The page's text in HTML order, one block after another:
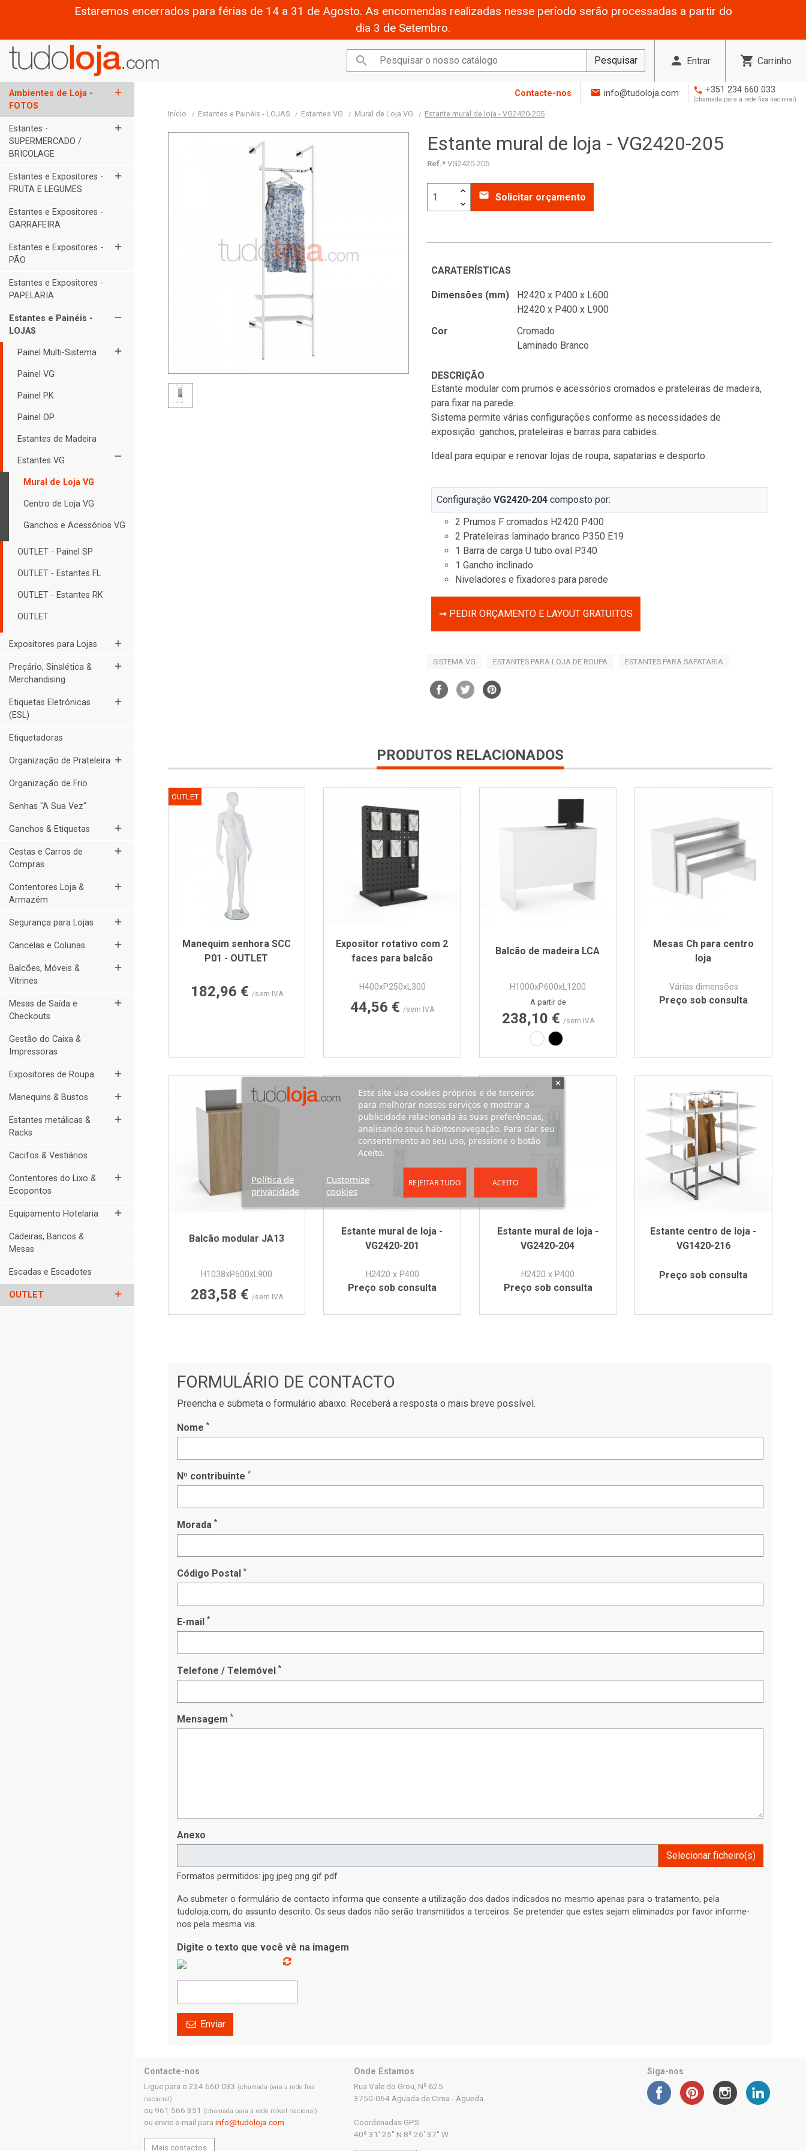
Estaremos encerrados para férias de 14 a 31 de Agosto. As encomendas realizadas nesse período serão processadas a partir do
dia 3 de Setembro.
 Pesquisar person Entrar shopping_cart Carrinho
Ambientes de Loja -
FOTOS
add
Estantes -
SUPERMERCADO /
BRICOLAGE
add
Estantes e Expositores -
FRUTA E LEGUMES
add
Estantes e Expositores -
GARRAFEIRA
Estantes e Expositores -
PÃO
add
Estantes e Expositores -
PAPELARIA
Estantes e Painéis -
LOJAS
remove
Painel Multi-Sistema add
Painel VG
Painel PK
Painel OP
Estantes de Madeira
Estantes VG remove
Mural de Loja VG
Centro de Loja VG
Ganchos e Acessórios VG
OUTLET - Painel SP
OUTLET - Estantes FL
OUTLET - Estantes RK
OUTLET
Expositores para Lojas add
Preçário, Sinalética &
Merchandising
add
Etiquetas Eletrónicas
(ESL)
add
Etiquetadoras
Organização de Prateleira add
Organização de Frio
Senhas "A Sua Vez"
Ganchos & Etiquetas add
Cestas e Carros de
Compras
add
Contentores Loja &
Armazém
add
Segurança para Lojas add
Cancelas e Colunas add
Balcões, Móveis &
Vitrines
add
Mesas de Saída e
Checkouts
add
Gestão do Caixa &
Impressoras
Expositores de Roupa add
Manequins & Bustos add
Estantes metálicas &
Racks
add
Cacifos & Vestiários
Contentores do Lixo &
Ecopontos
add
Equipamento Hotelaria add
Cadeiras, Bancos &
Mesas
Escadas e Escadotes
OUTLET add
Contacte-nos mail info@tudoloja.com phone +351 234 660 033
(chamada para a rede fixa nacional)
Início Estantes e Painéis - LOJAS Estantes VG Mural de Loja VG Estante mural de loja - VG2420-205
Estante mural de loja - VG2420-205
Ref.ª VG2420-205
email Solicitar orçamento
CARATERÍSTICAS
Dimensões (mm)
H2420 x P400 x L600
H2420 x P400 x L900
Cor
Cromado
Laminado Branco
DESCRIÇÃO
Estante modular com prumos e acessórios cromados e prateleiras de madeira,
para fixar na parede.
Sistema permite várias configurações conforme as necessidades de
exposição: ganchos, prateleiras e barras para cabides.
Ideal para equipar e renovar lojas de roupa, sapatarias e desporto.
Configuração VG2420-204composto por:
2 Prumos F cromados H2420 P400
2 Prateleiras laminado branco P350 E19
1 Barra de carga U tubo oval P340
1 Gancho inclinado
Niveladores e fixadores para parede
➞ PEDIR ORÇAMENTO E LAYOUT GRATUITOS
SISTEMA VG ESTANTES PARA LOJA DE ROUPA ESTANTES PARA SAPATARIA
PRODUTOS RELACIONADOS
Manequim senhora SCC
P01 - OUTLET
Preço
182,96 € /sem IVA
OUTLET
Expositor rotativo com 2
faces para balcão
H400xP250xL300
Preço
44,56 € /sem IVA
Balcão de madeira LCA
H1000xP600xL1200
Preço
A partir de
238,10 € /sem IVA
Laminado branco
Laminado preto
Mesas Ch para centro
loja
Várias dimensões
Preço sob consulta
Balcão modular JA13
H1038xP600xL900
Preço
283,58 € /sem IVA
Estante mural de loja -
VG2420-201
H2420 x P400
Preço sob consulta
Estante mural de loja -
VG2420-204
H2420 x P400
Preço sob consulta
Estante centro de loja -
VG1420-216
Preço sob consulta
FORMULÁRIO DE CONTACTO
Preencha e submeta o formulário abaixo. Receberá a resposta o mais breve possível.
Nome *
Nº contribuinte *
Morada *
Código Postal *
E-mail *
Telefone / Telemóvel *
Mensagem *
Anexo
Selecionar ficheiro(s)
Formatos permitidos: jpg jpeg png gif pdf
Ao submeter o formulário de contacto informa que consente a utilização dos dados indicados no mesmo apenas para o tratamento, pela
tudoloja.com, do assunto descrito. Os seus dados não serão transmitidos a terceiros. Se pretender que estes sejam eliminados por favor informe-
nos pela mesma via.
Digite o texto que você vê na imagem
Enviar
Contacte-nos
Ligue para o 234 660 033 (chamada para a rede fixa
nacional)
ou 961 566 351 (chamada para a rede móvel nacional)
ou envie e-mail para info@tudoloja.com
Mais contactos
Onde Estamos
Rua Vale do Grou, Nº 625
3750-064 Aguada de Cima - Águeda
Coordenadas GPS
40º 31' 25'' N 8º 26' 37'' W
Siga-nos
Este site usa cookies próprios e de terceiros
para melhorar nossos serviços e mostrar a
publicidade relacionada às suas preferências,
analisando seus hábitosnavegação. Para dar seu
consentimento ao seu uso, pressione o botão
Aceito.
Política de
privacidade
Customize
cookies
REJEITAR TUDO ACEITO